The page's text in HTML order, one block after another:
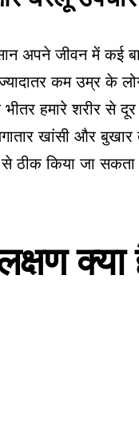
अपने जीवन में कई
कम उम्र
हमारे शरीर से
खांसी और
ठीक किया जा सकता
क्या